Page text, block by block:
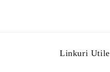
Linkuri Utile